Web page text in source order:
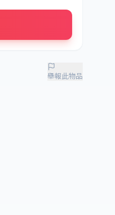
舉報此物品